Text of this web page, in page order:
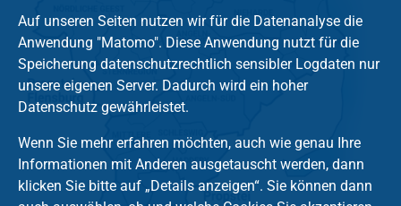
Auf unseren Seiten nutzen wir für die Datenanalyse die
Anwendung "Matomo". Diese Anwendung nutzt für die
Speicherung datenschutzrechtlich sensibler Logdaten nur
unsere eigenen Server. Dadurch wird ein hoher
Datenschutz gewährleistet.
Wenn Sie mehr erfahren möchten, auch wie genau Ihre
Informationen mit Anderen ausgetauscht werden, dann
klicken Sie bitte auf „Details anzeigen“. Sie können dann